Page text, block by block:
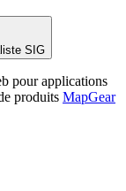
SIG
pour applications
produits MapGear